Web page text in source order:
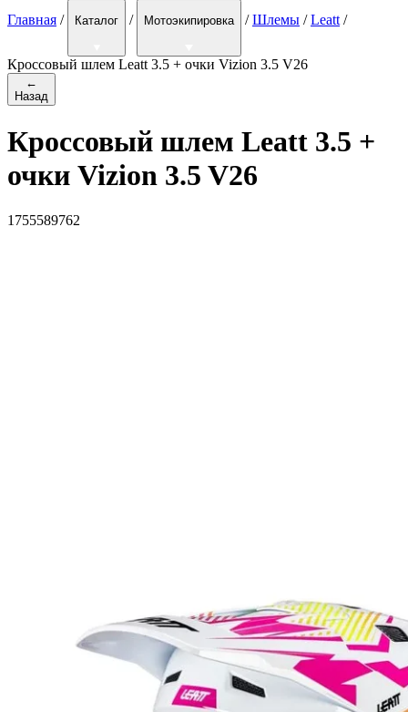
Главная / Каталог / Мотоэкипировка / Шлемы / Leatt /
Кроссовый шлем Leatt 3.5 + очки Vizion 3.5 V26
←
Назад
Кроссовый шлем Leatt 3.5 +
очки Vizion 3.5 V26
1755589762